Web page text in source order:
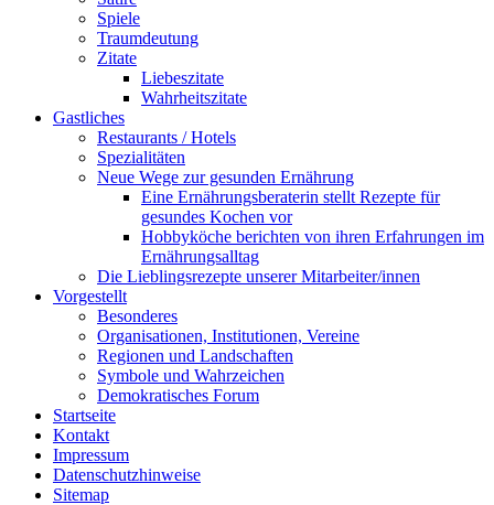
Spiele
Traumdeutung
Zitate
Liebeszitate
Wahrheitszitate
Gastliches
Restaurants / Hotels
Spezialitäten
Neue Wege zur gesunden Ernährung
Eine Ernährungsberaterin stellt Rezepte für
gesundes Kochen vor
Hobbyköche berichten von ihren Erfahrungen im
Ernährungsalltag
Die Lieblingsrezepte unserer Mitarbeiter/innen
Vorgestellt
Besonderes
Organisationen, Institutionen, Vereine
Regionen und Landschaften
Symbole und Wahrzeichen
Demokratisches Forum
Startseite
Kontakt
Impressum
Datenschutzhinweise
Sitemap